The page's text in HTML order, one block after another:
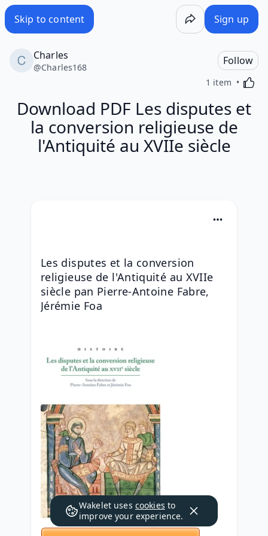
Skip to content Sign up
Charles
@Charles168
Follow
1 item
Download PDF Les disputes et
la conversion religieuse de
l'Antiquité au XVIIe siècle
Les disputes et la conversion
religieuse de l'Antiquité au XVIIe
siècle pan Pierre-Antoine Fabre,
Jérémie Foa
Wakelet uses cookies to
improve your experience.